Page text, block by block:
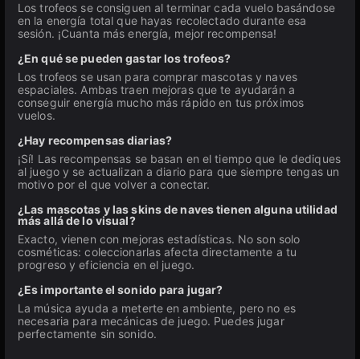
Los trofeos se consiguen al terminar cada vuelo basándose
en la energía total que hayas recolectado durante esa
sesión. ¡Cuanta más energía, mejor recompensa!
¿En qué se pueden gastar los trofeos?
Los trofeos se usan para comprar mascotas y naves
espaciales. Ambas traen mejoras que te ayudarán a
conseguir energía mucho más rápido en tus próximos
vuelos.
¿Hay recompensas diarias?
¡Sí! Las recompensas se basan en el tiempo que le dediques
al juego y se actualizan a diario para que siempre tengas un
motivo por el que volver a conectar.
¿Las mascotas y las skins de naves tienen alguna utilidad
más allá de lo visual?
Exacto, vienen con mejoras estadísticas. No son solo
cosméticas: coleccionarlas afecta directamente a tu
progreso y eficiencia en el juego.
¿Es importante el sonido para jugar?
La música ayuda a meterte en ambiente, pero no es
necesaria para mecánicas de juego. Puedes jugar
perfectamente sin sonido.